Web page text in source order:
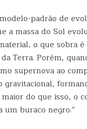
padrão de
a massa do Sol
o que sobra
Terra. Porém,
supernova ao
do que isso, o
um buraco negro.”